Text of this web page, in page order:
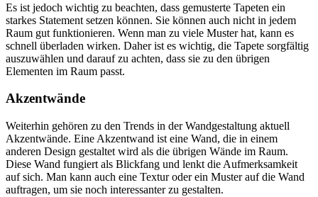
Es ist jedoch wichtig zu beachten, dass gemusterte Tapeten ein
starkes Statement setzen können. Sie können auch nicht in jedem
Raum gut funktionieren. Wenn man zu viele Muster hat, kann es
schnell überladen wirken. Daher ist es wichtig, die Tapete sorgfältig
auszuwählen und darauf zu achten, dass sie zu den übrigen
Elementen im Raum passt.
Akzentwände
Weiterhin gehören zu den Trends in der Wandgestaltung aktuell
Akzentwände. Eine Akzentwand ist eine Wand, die in einem
anderen Design gestaltet wird als die übrigen Wände im Raum.
Diese Wand fungiert als Blickfang und lenkt die Aufmerksamkeit
auf sich. Man kann auch eine Textur oder ein Muster auf die Wand
auftragen, um sie noch interessanter zu gestalten.